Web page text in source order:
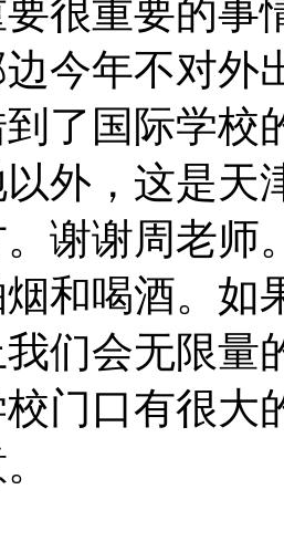
很重要的事
今年不对外
了国际学校
外，这是天
谢谢周老师
和喝酒。如
们会无限量
门口有很大